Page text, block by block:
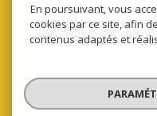
© 2026 |
Nos honoraires
En poursuivant, vous
cookies par ce site, afin
contenus adaptés et